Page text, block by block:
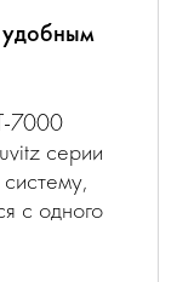
удобным
7000
серии
с одного